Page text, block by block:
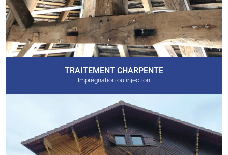
TRAITEMENT CHARPENTE
Imprégnation ou injection